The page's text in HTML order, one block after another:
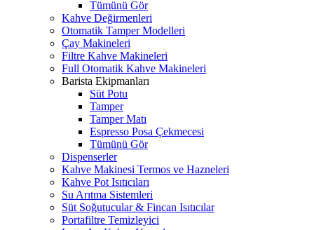
Tümünü Gör
Kahve Değirmenleri
Otomatik Tamper Modelleri
Çay Makineleri
Filtre Kahve Makineleri
Full Otomatik Kahve Makineleri
Barista Ekipmanları
Süt Potu
Tamper
Tamper Matı
Espresso Posa Çekmecesi
Tümünü Gör
Dispenserler
Kahve Makinesi Termos ve Hazneleri
Kahve Pot Isıtıcıları
Su Arıtma Sistemleri
Süt Soğutucular & Fincan Isıtıcılar
Portafiltre Temizleyici